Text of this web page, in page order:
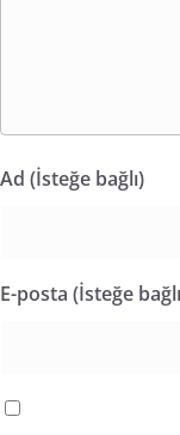
Ad (İsteğe bağlı)
E-posta (İsteğe